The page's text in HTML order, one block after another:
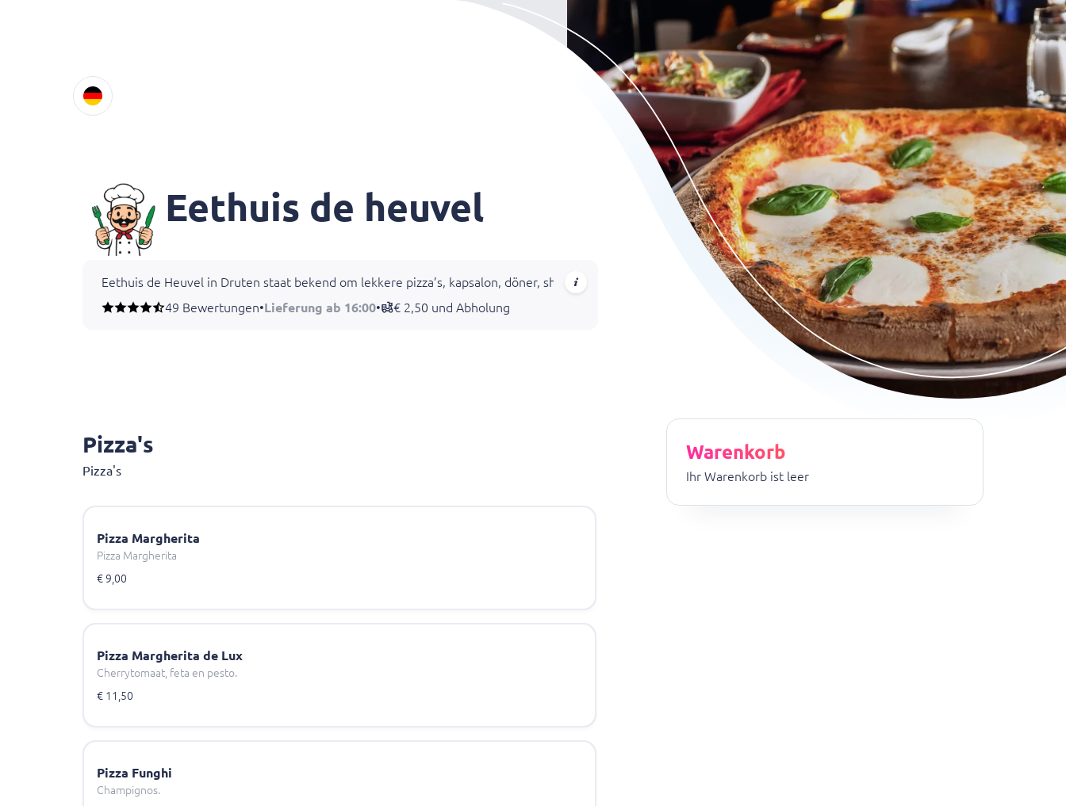
Eethuis de heuvel
Eethuis de Heuvel in Druten staat bekend om lekkere pizza’s, kapsalon, döner, shoarma en verse grillgerechten. Bij ons kunt u terecht voor een snelle hap, een
49 Bewertungen•Lieferung ab 16:00• € 2,50 und Abholung
Pizza's
Pizza's
Pizza Margherita
Pizza Margherita
€ 9,00
Pizza Margherita de Lux
Cherrytomaat, feta en pesto.
€ 11,50
Pizza Funghi
Champignos.
Warenkorb
Ihr Warenkorb ist leer